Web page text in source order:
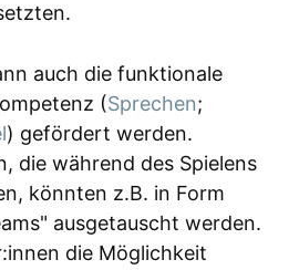
auch die funktionale
(Sprechen;
) gefördert werden.
die während des Spielens
könnten z.B. in Form
ausgetauscht werden.
die Möglichkeit